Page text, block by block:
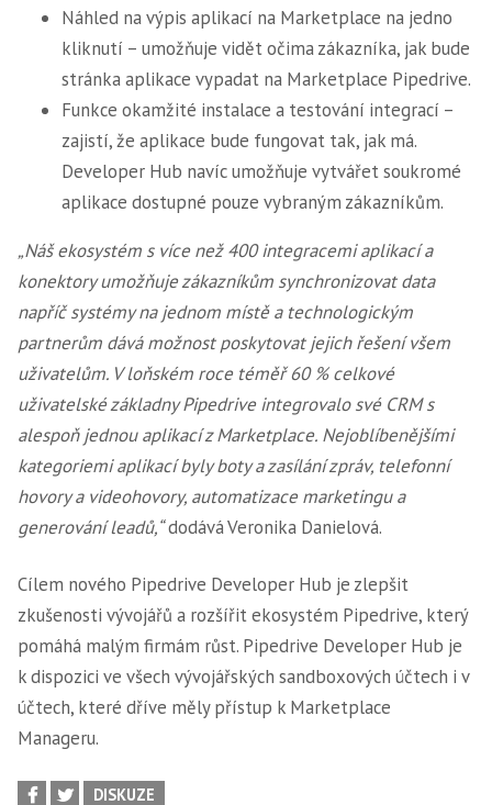
Náhled na výpis aplikací na Marketplace na jedno
kliknutí – umožňuje vidět očima zákazníka, jak bude
stránka aplikace vypadat na Marketplace Pipedrive.
Funkce okamžité instalace a testování integrací –
zajistí, že aplikace bude fungovat tak, jak má.
Developer Hub navíc umožňuje vytvářet soukromé
aplikace dostupné pouze vybraným zákazníkům.
„Náš ekosystém s více než 400 integracemi aplikací a
konektory umožňuje zákazníkům synchronizovat data
napříč systémy na jednom místě a technologickým
partnerům dává možnost poskytovat jejich řešení všem
uživatelům. V loňském roce téměř 60 % celkové
uživatelské základny Pipedrive integrovalo své CRM s
alespoň jednou aplikací z Marketplace. Nejoblíbenějšími
kategoriemi aplikací byly boty a zasílání zpráv, telefonní
hovory a videohovory, automatizace marketingu a
generování leadů,“dodává Veronika Danielová.
Cílem nového Pipedrive Developer Hub je zlepšit
zkušenosti vývojářů a rozšířit ekosystém Pipedrive, který
pomáhá malým firmám růst. Pipedrive Developer Hub je
k dispozici ve všech vývojářských sandboxových účtech i v
účtech, které dříve měly přístup k Marketplace
Manageru.
DISKUZE